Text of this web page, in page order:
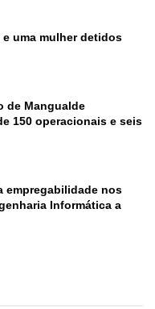
uma mulher detidos
de Mangualde
150 operacionais e seis
empregabilidade nos
Informática a